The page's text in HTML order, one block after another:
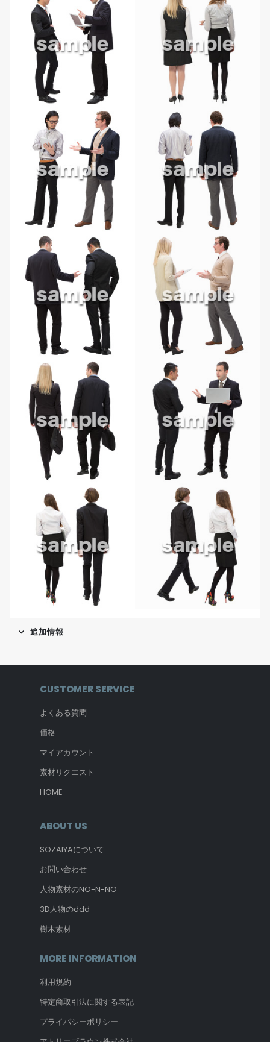
追加情報
CUSTOMER SERVICE
よくある質問
価格
マイアカウント
素材リクエスト
HOME
ABOUT US
SOZAIYAについて
お問い合わせ
人物素材のNO-N-NO
3D人物のddd
樹木素材
MORE INFORMATION
利用規約
特定商取引法に関する表記
プライバシーポリシー